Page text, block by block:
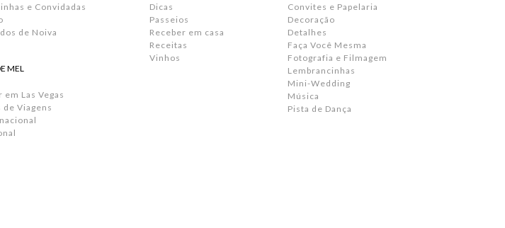
e Convidadas
de Noiva
MEL
em Las Vegas
de Viagens
Dicas
Passeios
Receber em casa
Receitas
Vinhos
Convites e Papelaria
Decoração
Detalhes
Faça Você Mesma
Fotografia e Filmagem
Lembrancinhas
Mini-Wedding
Música
Pista de Dança